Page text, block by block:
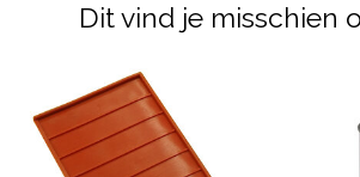
Dit vind je misschien
Items van productcarrousel